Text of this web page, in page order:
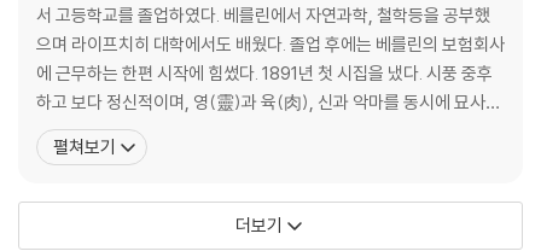
서 고등학교를 졸업하였다. 베를린에서 자연과학, 철학등을 공부했
으며 라이프치히 대학에서도 배웠다. 졸업 후에는 베를린의 보험회사
에 근무하는 한편 시작에 힘썼다. 1891년 첫 시집을 냈다. 시풍 중후
하고 보다 정신적이며, 영(靈)과 육(肉), 신과 악마를 동시에 묘사하
는 등 모순을 내포하고 있으며 강한 의식성(意識性)을 특징으로 하
였다. 이것은 그가 동시에 그 어느 시인보다도 가장 니체와 깊은 정신
터 강한 영향을 받았기 때문이다. 1889년 동화시인
펼쳐보기
더보기